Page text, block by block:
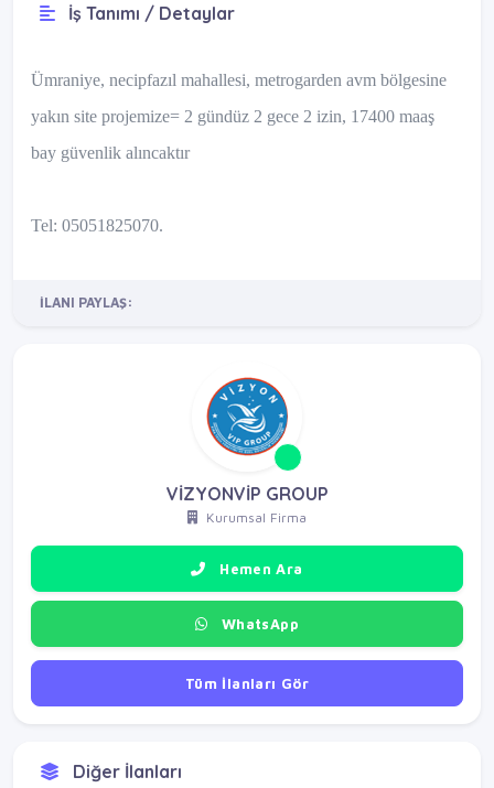
İş Tanımı / Detaylar
Ümraniye, necipfazıl mahallesi, metrogarden avm bölgesine
yakın site projemize= 2 gündüz 2 gece 2 izin, 17400 maaş
bay güvenlik alıncaktır
Tel: 05051825070.
İLANI PAYLAŞ:
VİZYONVİP GROUP
Kurumsal Firma
Hemen Ara
WhatsApp
Tüm İlanları Gör
Diğer İlanları